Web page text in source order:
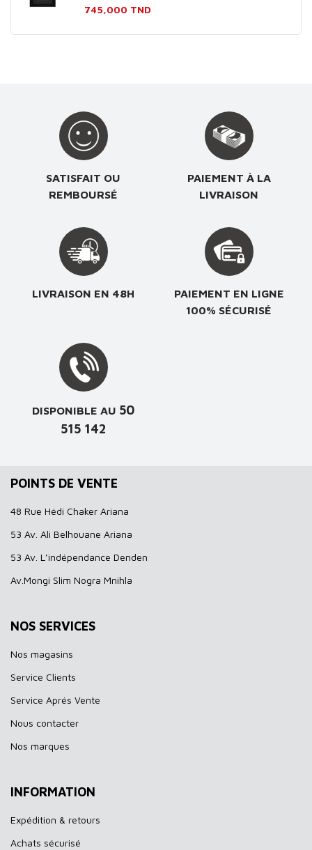
Prix
745,000 TND
SATISFAIT OU
REMBOURSÉ
PAIEMENT À LA
LIVRAISON
LIVRAISON EN 48H
PAIEMENT EN LIGNE
100% SÉCURISÉ
DISPONIBLE AU 50
515 142
POINTS DE VENTE
48 Rue Hédi Chaker Ariana
53 Av. Ali Belhouane Ariana
53 Av. L’indépendance Denden
Av.Mongi Slim Nogra Mnihla
NOS SERVICES
Nos magasins
Service Clients
Service Aprés Vente
Nous contacter
Nos marques
INFORMATION
Expédition & retours
Achats sécurisé